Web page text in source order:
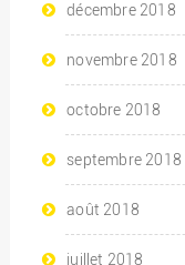
décembre 2018
novembre 2018
octobre 2018
septembre 2018
août 2018
juillet 2018